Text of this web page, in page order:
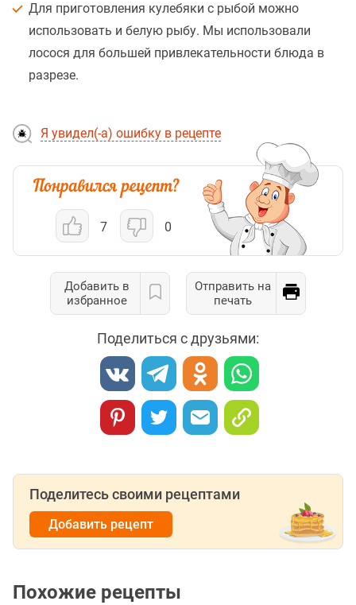
Для приготовления кулебяки с рыбой можно
использовать и белую рыбу. Мы использовали
лосося для большей привлекательности блюда в
разрезе.
Я увидел(-а) ошибку в рецепте
7 0
Добавить в
избранное
Отправить на
печать
Поделиться с друзьями:
Поделитесь своими рецептами
Добавить рецепт
Похожие рецепты